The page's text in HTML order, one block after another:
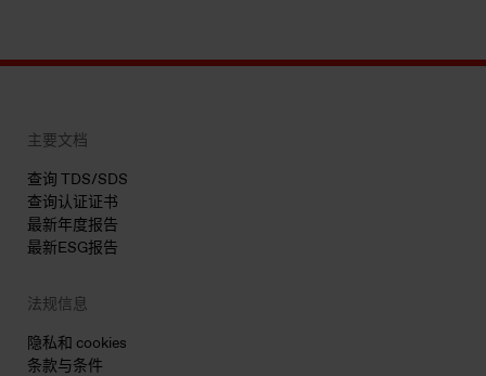
主要文档
查询 TDS/SDS
查询认证证书
最新年度报告
最新ESG报告
法规信息
隐私和 cookies
条款与条件